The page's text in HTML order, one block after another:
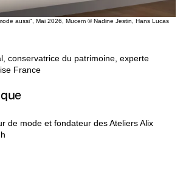
aussi", Mai 2026, Mucem © Nadine Jestin, Hans Lucas
conservatrice du patrimoine, experte
France
de mode et fondateur des Ateliers Alix